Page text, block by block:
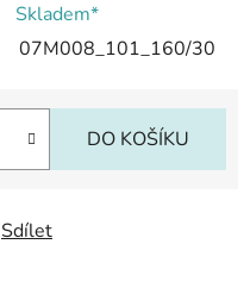
Skladem*
07M008_101_160/30
DO KOŠÍKU
Sdílet